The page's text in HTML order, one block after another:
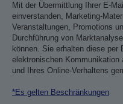
Mit der Übermittlung Ihrer E-
einverstanden, Marketing-
Veranstaltungen, Promotions
Durchführung von
können. Sie erhalten diese per
elektronischen Kommunikation
und Ihres Online-Verhaltens
*Es gelten Beschränkungen